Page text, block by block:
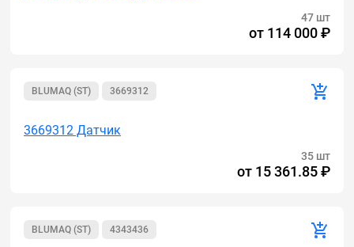
47 шт
от 114 000 ₽
BLUMAQ (ST) 3669312
3669312 Датчик
35 шт
от 15 361.85 ₽
BLUMAQ (ST) 4343436